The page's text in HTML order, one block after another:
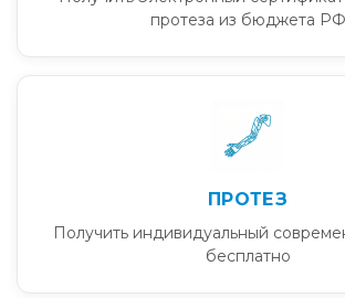
протеза из бюджета РФ
ПРОТЕЗ
Получить индивидуальный
бесплатно